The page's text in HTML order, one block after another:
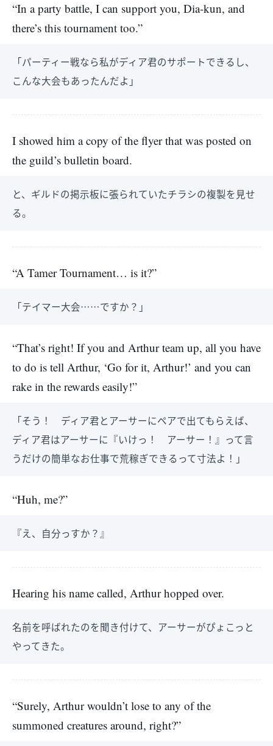
“In a party battle, I can support you, Dia-kun, and
there’s this tournament too.”
「パーティー戦なら私がディア君のサポートできるし、
こんな大会もあったんだよ」
I showed him a copy of the flyer that was posted on
the guild’s bulletin board.
と、ギルドの掲示板に張られていたチラシの複製を見せ
る。
“A Tamer Tournament… is it?”
「テイマー大会……ですか？」
“That’s right! If you and Arthur team up, all you have
to do is tell Arthur, ‘Go for it, Arthur!’ and you can
rake in the rewards easily!”
「そう！ ディア君とアーサーにペアで出てもらえば、
ディア君はアーサーに『いけっ！ アーサー！』って言
うだけの簡単なお仕事で荒稼ぎできるって寸法よ！」
“Huh, me?”
『え、自分っすか？』
Hearing his name called, Arthur hopped over.
名前を呼ばれたのを聞き付けて、アーサーがぴょこっと
やってきた。
“Surely, Arthur wouldn’t lose to any of the
summoned creatures around, right?”